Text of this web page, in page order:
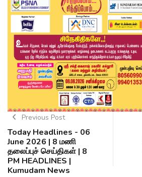
Previous Post
Today Headlines - 06
June 2026 | 8 மணி
தலைப்புச் செய்திகள் | 8
PM HEADLINES |
Kumudam News